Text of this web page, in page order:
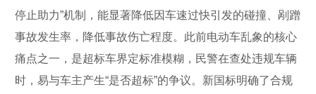
停止助力”机制，能显著降低因车速过快引发的碰撞、剐蹭
事故发生率，降低事故伤亡程度。此前电动车乱象的核心
痛点之一，是超标车界定标准模糊，民警在查处违规车辆
时，易与车主产生“是否超标”的争议。新国标明确了合规